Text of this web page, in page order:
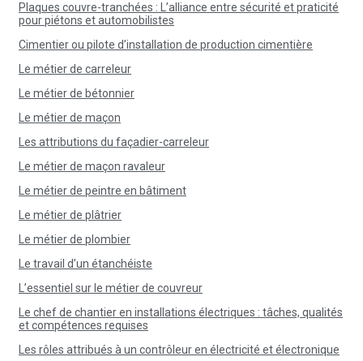
Plaques couvre-tranchées : L’alliance entre sécurité et praticité
pour piétons et automobilistes
Cimentier ou pilote d’installation de production cimentière
Le métier de carreleur
Le métier de bétonnier
Le métier de maçon
Les attributions du façadier-carreleur
Le métier de maçon ravaleur
Le métier de peintre en bâtiment
Le métier de plâtrier
Le métier de plombier
Le travail d’un étanchéiste
L’essentiel sur le métier de couvreur
Le chef de chantier en installations électriques : tâches, qualités
et compétences requises
Les rôles attribués à un contrôleur en électricité et électronique